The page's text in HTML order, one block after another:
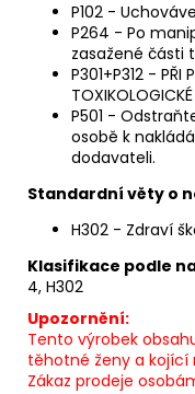
P102 -
P264 - Po
zasažené části
P301+P312 -
P501 -
osobě k
dodavateli.
Standardní věty o
H302 - Zdraví
Klasifikace podle
4, H302
Upozornění:
Tento výrobek
těhotné ženy a kojící
Zákaz prodeje